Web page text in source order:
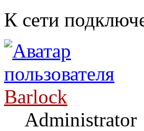
К сети
Barlock
Administrator